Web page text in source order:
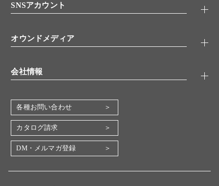
分子生物
バイオメディカル(環境・食品)
機器・消耗品
アプリケーションノート
書類ダウンロード
SNSアカウント
YouTube
オウンドメディア
会社情報
会社概要
地図・アクセス（本社）
IR情報
電子公告
各種お問い合わせ
カタログ請求
DM・メルマガ登録